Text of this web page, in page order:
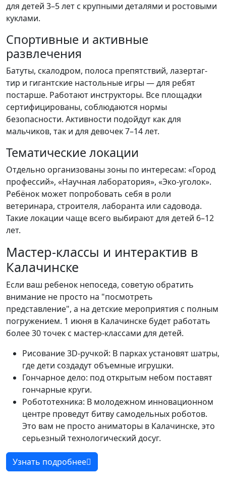
для детей 3–5 лет с крупными деталями и ростовыми
куклами.
Спортивные и активные
развлечения
Батуты, скалодром, полоса препятствий, лазертаг-
тир и гигантские настольные игры — для ребят
постарше. Работают инструкторы. Все площадки
сертифицированы, соблюдаются нормы
безопасности. Активности подойдут как для
мальчиков, так и для девочек 7–14 лет.
Тематические локации
Отдельно организованы зоны по интересам: «Город
профессий», «Научная лаборатория», «Эко-уголок».
Ребёнок может попробовать себя в роли
ветеринара, строителя, лаборанта или садовода.
Такие локации чаще всего выбирают для детей 6–12
лет.
Мастер-классы и интерактив в
Калачинске
Если ваш ребенок непоседа, советую обратить
внимание не просто на "посмотреть
представление", а на детские мероприятия с полным
погружением. 1 июня в Калачинске будет работать
более 30 точек с мастер-классами для детей.
Рисование 3D-ручкой: В парках установят шатры,
где дети создадут объемные игрушки.
Гончарное дело: под открытым небом поставят
гончарные круги.
Робототехника: В молодежном инновационном
центре проведут битву самодельных роботов.
Это вам не просто аниматоры в Калачинске, это
серьезный технологический досуг.
Узнать подробнее